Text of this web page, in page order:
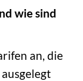
wie sind
an, die